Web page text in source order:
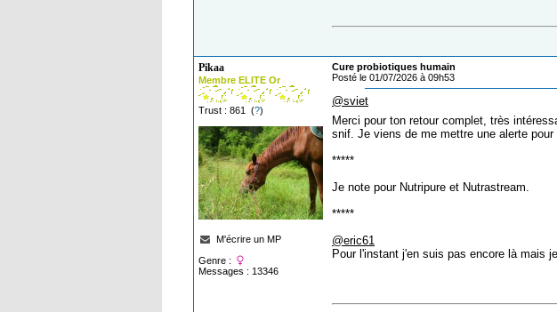
Pikaa
Membre ELITE Or
Trust : 861 (?)
M'écrire un MP
Genre :
Messages : 13346
Cure probiotiques humain
Posté le 01/07/2026 à 09h53
@sviet
Merci pour ton retour complet, très
snif. Je viens de me mettre une alerte
*****
Je note pour Nutripure et Nutrastream.
*****
@eric61
Pour l'instant j'en suis pas encore là mais